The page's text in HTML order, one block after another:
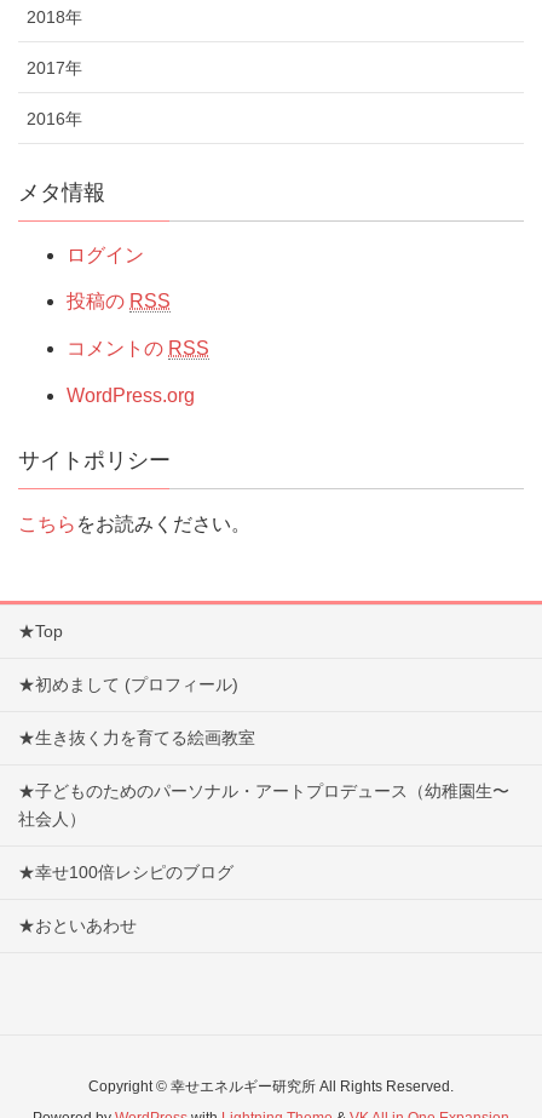
2018年
2017年
2016年
メタ情報
ログイン
投稿の RSS
コメントの RSS
WordPress.org
サイトポリシー
こちら をお読みください。
★Top
★初めまして (プロフィール)
★生き抜く力を育てる絵画教室
★子どものためのパーソナル・アートプロデュース（幼稚園生〜
社会人）
★幸せ100倍レシピのブログ
★おといあわせ
Copyright © 幸せエネルギー研究所 All Rights Reserved.